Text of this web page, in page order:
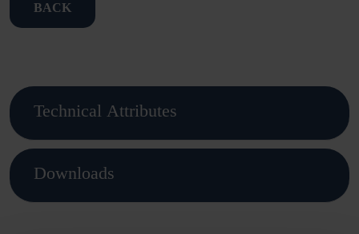
BACK
Technical Attributes
Downloads